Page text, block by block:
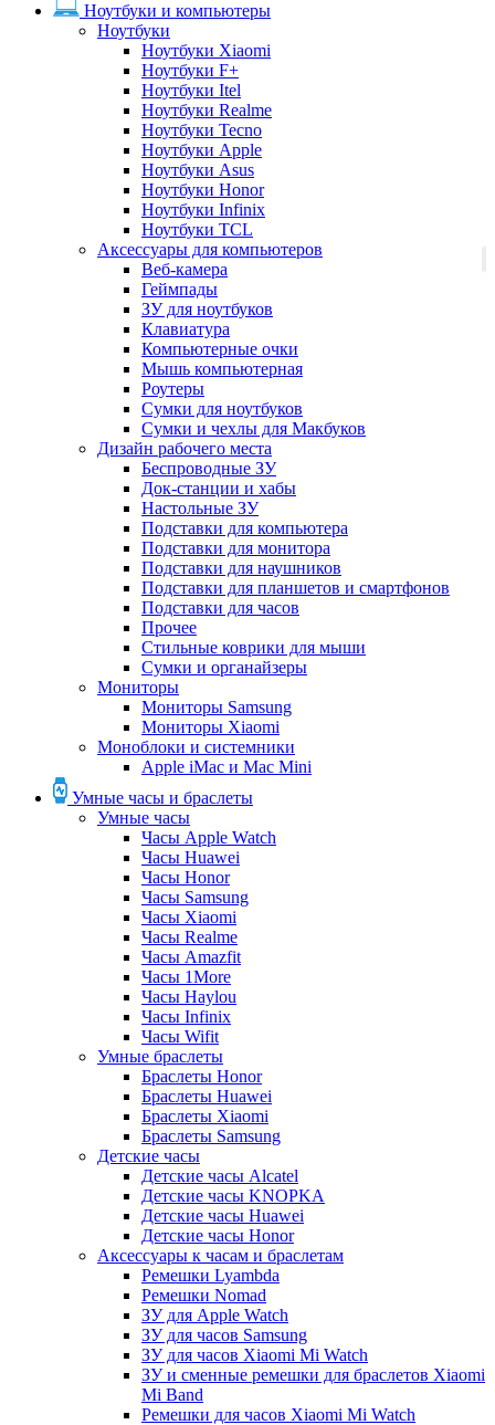
Ноутбуки и компьютеры
Ноутбуки
Ноутбуки Xiaomi
Ноутбуки F+
Ноутбуки Itel
Ноутбуки Realme
Ноутбуки Tecno
Ноутбуки Apple
Ноутбуки Asus
Ноутбуки Honor
Ноутбуки Infinix
Ноутбуки TCL
Аксессуары для компьютеров
Веб-камера
Геймпады
ЗУ для ноутбуков
Клавиатура
Компьютерные очки
Мышь компьютерная
Роутеры
Сумки для ноутбуков
Сумки и чехлы для Макбуков
Дизайн рабочего места
Беспроводные ЗУ
Док-станции и хабы
Настольные ЗУ
Подставки для компьютера
Подставки для монитора
Подставки для наушников
Подставки для планшетов и смартфонов
Подставки для часов
Прочее
Стильные коврики для мыши
Сумки и органайзеры
Мониторы
Мониторы Samsung
Мониторы Xiaomi
Моноблоки и системники
Apple iMac и Mac Mini
Умные часы и браслеты
Умные часы
Часы Apple Watch
Часы Huawei
Часы Honor
Часы Samsung
Часы Xiaomi
Часы Realme
Часы Amazfit
Часы 1More
Часы Haylou
Часы Infinix
Часы Wifit
Умные браслеты
Браслеты Honor
Браслеты Huawei
Браслеты Xiaomi
Браслеты Samsung
Детские часы
Детские часы Alcatel
Детские часы KNOPKA
Детские часы Huawei
Детские часы Honor
Аксессуары к часам и браслетам
Ремешки Lyambda
Ремешки Nomad
ЗУ для Apple Watch
ЗУ для часов Samsung
ЗУ для часов Xiaomi Mi Watch
ЗУ и сменные ремешки для браслетов Xiaomi
Mi Band
Ремешки для часов Xiaomi Mi Watch